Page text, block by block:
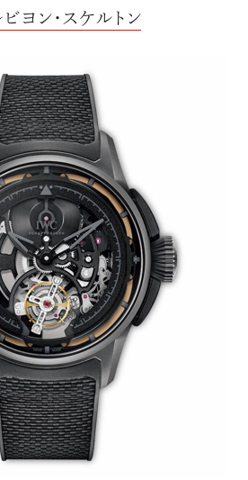
ヨン・スケルトン